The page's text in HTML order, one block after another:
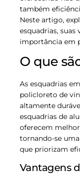
também
Neste artigo,
esquadrias, suas
importância em
O que
As esquadrias
policloreto de
altamente
esquadrias de
oferecem
tornando-se
que priorizam
Vantagens